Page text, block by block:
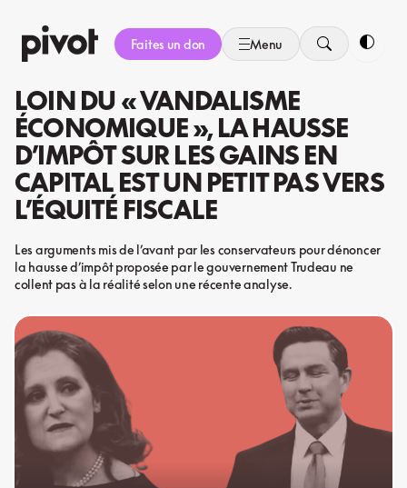
au
contenu
Faites un don Menu
LOIN DU « VANDALISME
ÉCONOMIQUE », LA HAUSSE
D’IMPÔT SUR LES GAINS EN
CAPITAL EST UN PETIT PAS VERS
L’ÉQUITÉ FISCALE
Les arguments mis de l’avant par les conservateurs pour dénoncer
la hausse d’impôt proposée par le gouvernement Trudeau ne
collent pas à la réalité selon une récente analyse.